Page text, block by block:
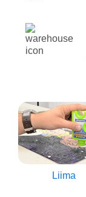
Liima